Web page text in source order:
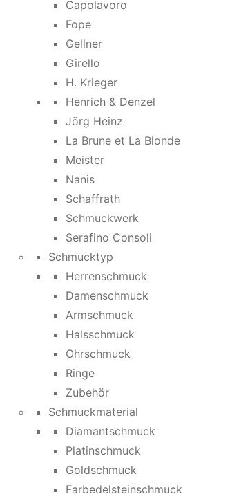
Capolavoro
Fope
Gellner
Girello
H. Krieger
Henrich & Denzel
Jörg Heinz
La Brune et La Blonde
Meister
Nanis
Schaffrath
Schmuckwerk
Serafino Consoli
Schmucktyp
Herrenschmuck
Damenschmuck
Armschmuck
Halsschmuck
Ohrschmuck
Ringe
Zubehör
Schmuckmaterial
Diamantschmuck
Platinschmuck
Goldschmuck
Farbedelsteinschmuck